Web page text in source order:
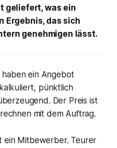
geliefert, was ein
Ergebnis, das sich
genehmigen lässt.
haben ein Angebot
pünktlich
Der Preis ist
mit dem Auftrag.
ein Mitbewerber. Teurer